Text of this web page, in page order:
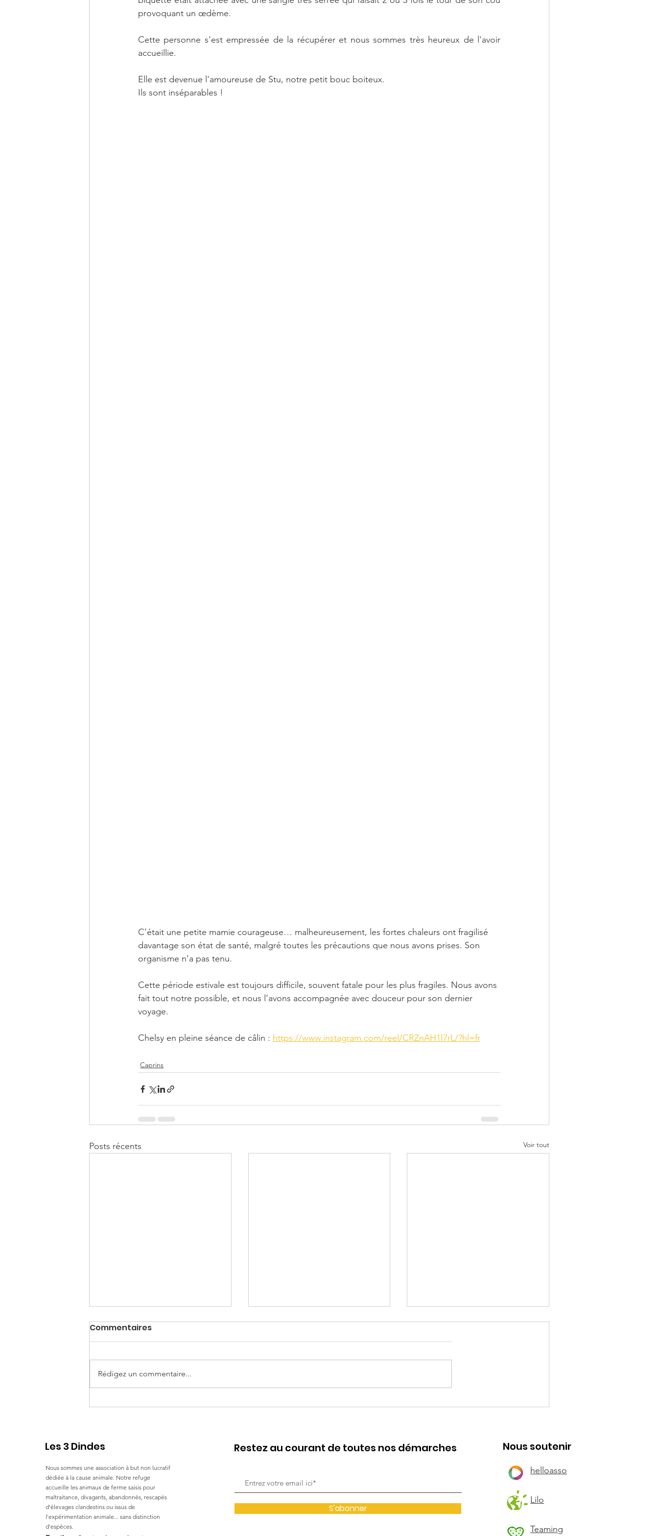
provoquant un œdème.
Cette personne s'est empressée de la récupérer et nous sommes très heureux de l'avoir
accueillie.
Elle est devenue l'amoureuse de Stu, notre petit bouc boiteux.
Ils sont inséparables !
C’était une petite mamie courageuse… malheureusement, les fortes chaleurs ont fragilisé
davantage son état de santé, malgré toutes les précautions que nous avons prises. Son
organisme n’a pas tenu.
Cette période estivale est toujours difficile, souvent fatale pour les plus fragiles. Nous avons
fait tout notre possible, et nous l’avons accompagnée avec douceur pour son dernier
voyage.
Chelsy en pleine séance de câlin : https://www.instagram.com/reel/CRZnAH1I7rL/?hl=fr
Caprins
Posts récents Voir tout
Cookie
Commentaires
Rédigez un commentaire...
Les 3 Dindes
Nous sommes une association à but non lucratif
dédiée à la cause animale. Notre refuge
accueille les animaux de ferme saisis pour
maltraitance, divagants, abandonnés, rescapés
d'élevages clandestins ou issus de
l'expérimentation animale... sans distinction
d'espèces.
Restez au courant de toutes nos démarches
S'abonner
Nous soutenir
helloasso
Lilo
Teaming